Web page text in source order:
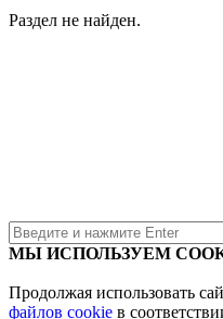
Раздел не найден.
МЫ ИСПОЛЬЗУЕМ
Продолжая использовать
файлов cookie в